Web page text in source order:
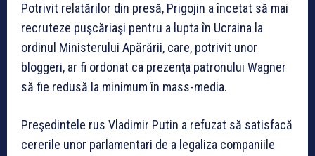
Potrivit relatărilor din presă, Prigojin a încetat să mai
recruteze puşcăriaşi pentru a lupta în Ucraina la
ordinul Ministerului Apărării, care, potrivit unor
bloggeri, ar fi ordonat ca prezenţa patronului Wagner
să fie redusă la minimum în mass-media.
Preşedintele rus Vladimir Putin a refuzat să satisfacă
cererile unor parlamentari de a legaliza companiile